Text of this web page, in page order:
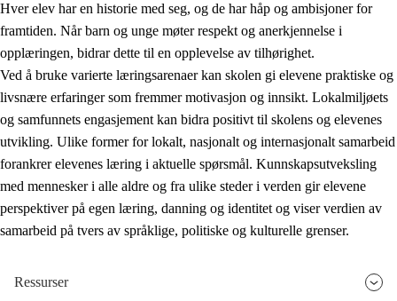
Hver elev har en historie med seg, og de har håp og ambisjoner for
framtiden. Når barn og unge møter respekt og anerkjennelse i
opplæringen, bidrar dette til en opplevelse av tilhørighet.
Ved å bruke varierte læringsarenaer kan skolen gi elevene praktiske og
livsnære erfaringer som fremmer motivasjon og innsikt. Lokalmiljøets
og samfunnets engasjement kan bidra positivt til skolens og elevenes
utvikling. Ulike former for lokalt, nasjonalt og internasjonalt samarbeid
forankrer elevenes læring i aktuelle spørsmål. Kunnskapsutveksling
med mennesker i alle aldre og fra ulike steder i verden gir elevene
perspektiver på egen læring, danning og identitet og viser verdien av
samarbeid på tvers av språklige, politiske og kulturelle grenser.
Ressurser